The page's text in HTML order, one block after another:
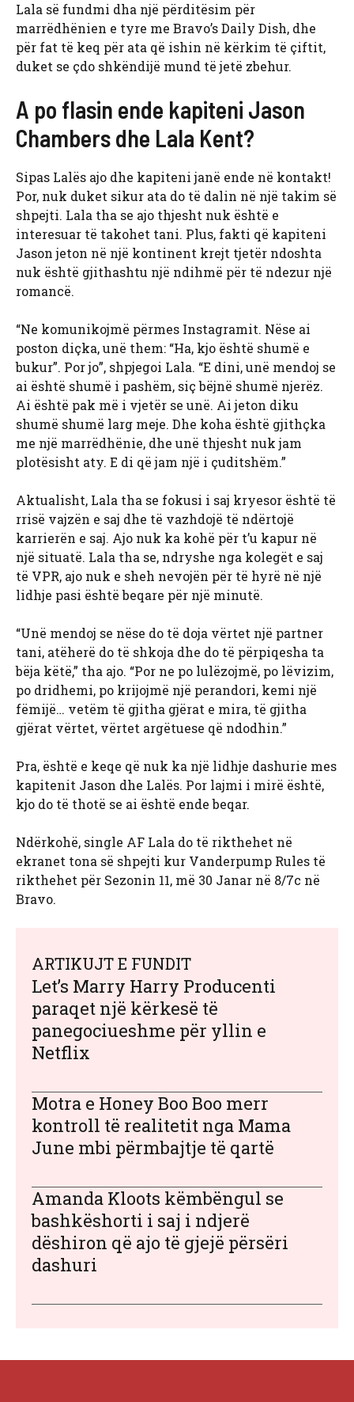
Lala së fundmi dha një përditësim për
marrëdhënien e tyre me Bravo’s Daily Dish, dhe
për fat të keq për ata që ishin në kërkim të çiftit,
duket se çdo shkëndijë mund të jetë zbehur.
A po flasin ende kapiteni Jason
Chambers dhe Lala Kent?
Sipas Lalës ajo dhe kapiteni janë ende në kontakt!
Por, nuk duket sikur ata do të dalin në një takim së
shpejti. Lala tha se ajo thjesht nuk është e
interesuar të takohet tani. Plus, fakti që kapiteni
Jason jeton në një kontinent krejt tjetër ndoshta
nuk është gjithashtu një ndihmë për të ndezur një
romancë.
“Ne komunikojmë përmes Instagramit. Nëse ai
poston diçka, unë them: “Ha, kjo është shumë e
bukur”. Por jo”, shpjegoi Lala. “E dini, unë mendoj se
ai është shumë i pashëm, siç bëjnë shumë njerëz.
Ai është pak më i vjetër se unë. Ai jeton diku
shumë shumë larg meje. Dhe koha është gjithçka
me një marrëdhënie, dhe unë thjesht nuk jam
plotësisht aty. E di që jam një i çuditshëm.”
Aktualisht, Lala tha se fokusi i saj kryesor është të
rrisë vajzën e saj dhe të vazhdojë të ndërtojë
karrierën e saj. Ajo nuk ka kohë për t’u kapur në
një situatë. Lala tha se, ndryshe nga kolegët e saj
të VPR, ajo nuk e sheh nevojën për të hyrë në një
lidhje pasi është beqare për një minutë.
“Unë mendoj se nëse do të doja vërtet një partner
tani, atëherë do të shkoja dhe do të përpiqesha ta
bëja këtë,” tha ajo. “Por ne po lulëzojmë, po lëvizim,
po dridhemi, po krijojmë një perandori, kemi një
fëmijë… vetëm të gjitha gjërat e mira, të gjitha
gjërat vërtet, vërtet argëtuese që ndodhin.”
Pra, është e keqe që nuk ka një lidhje dashurie mes
kapitenit Jason dhe Lalës. Por lajmi i mirë është,
kjo do të thotë se ai është ende beqar.
Ndërkohë, single AF Lala do të rikthehet në
ekranet tona së shpejti kur Vanderpump Rules të
rikthehet për Sezonin 11, më 30 Janar në 8/7c në
Bravo.
ARTIKUJT E FUNDIT
Let’s Marry Harry Producenti
paraqet një kërkesë të
panegociueshme për yllin e
Netflix
Motra e Honey Boo Boo merr
kontroll të realitetit nga Mama
June mbi përmbajtje të qartë
Amanda Kloots këmbëngul se
bashkëshorti i saj i ndjerë
dëshiron që ajo të gjejë përsëri
dashuri